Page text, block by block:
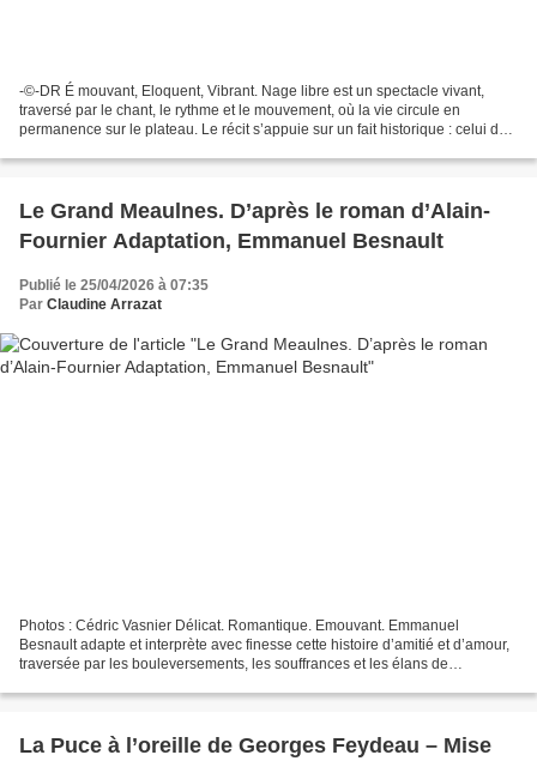
-©-DR É mouvant, Eloquent, Vibrant. Nage libre est un spectacle vivant,
traversé par le chant, le rythme et le mouvement, où la vie circule en
permanence sur le plateau. Le récit s’appuie sur un fait historique : celui de
Le Grand Meaulnes. D’après le roman d’Alain-
Fournier Adaptation, Emmanuel Besnault
Publié le 25/04/2026 à 07:35
Par Claudine Arrazat
Photos : Cédric Vasnier Délicat. Romantique. Emouvant. Emmanuel
Besnault adapte et interprète avec finesse cette histoire d’amitié et d’amour,
traversée par les bouleversements, les souffrances et les élans de
La Puce à l’oreille de Georges Feydeau – Mise